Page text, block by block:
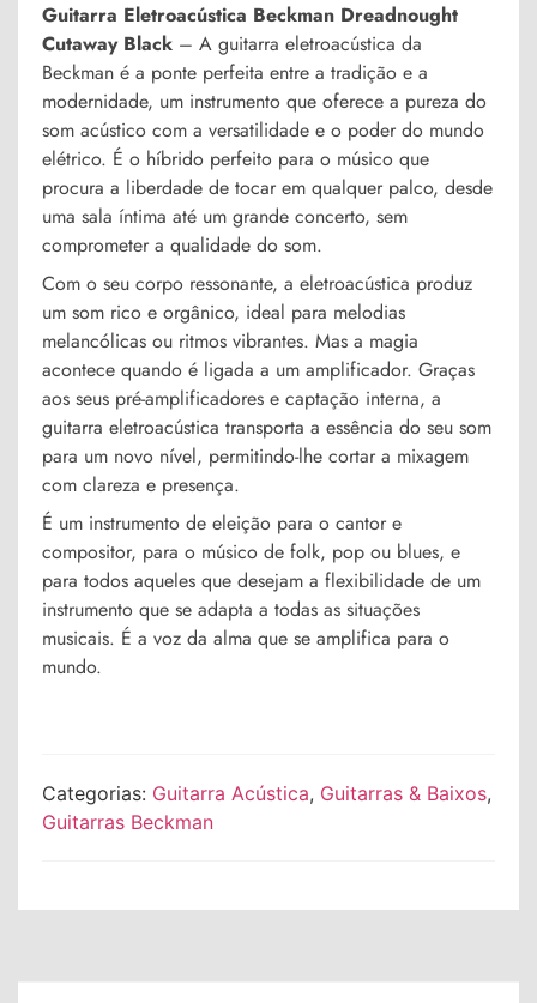
Guitarra Eletroacústica Beckman Dreadnought
Cutaway Black – A guitarra eletroacústica da
Beckman é a ponte perfeita entre a tradição e a
modernidade, um instrumento que oferece a pureza do
som acústico com a versatilidade e o poder do mundo
elétrico. É o híbrido perfeito para o músico que
procura a liberdade de tocar em qualquer palco, desde
uma sala íntima até um grande concerto, sem
comprometer a qualidade do som.
Com o seu corpo ressonante, a eletroacústica produz
um som rico e orgânico, ideal para melodias
melancólicas ou ritmos vibrantes. Mas a magia
acontece quando é ligada a um amplificador. Graças
aos seus pré-amplificadores e captação interna, a
guitarra eletroacústica transporta a essência do seu som
para um novo nível, permitindo-lhe cortar a mixagem
com clareza e presença.
É um instrumento de eleição para o cantor e
compositor, para o músico de folk, pop ou blues, e
para todos aqueles que desejam a flexibilidade de um
instrumento que se adapta a todas as situações
musicais. É a voz da alma que se amplifica para o
mundo.
Categorias: Guitarra Acústica, Guitarras & Baixos,
Guitarras Beckman